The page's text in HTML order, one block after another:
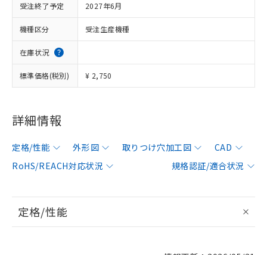
受注終了予定 2027年6月
機種区分 受注生産機種
在庫状況
標準価格(税別) ¥ 2,750
詳細情報
定格/性能 外形図 取りつけ穴加工図
CAD
RoHS/REACH対応状況
規格認証/適合状況
定格/性能